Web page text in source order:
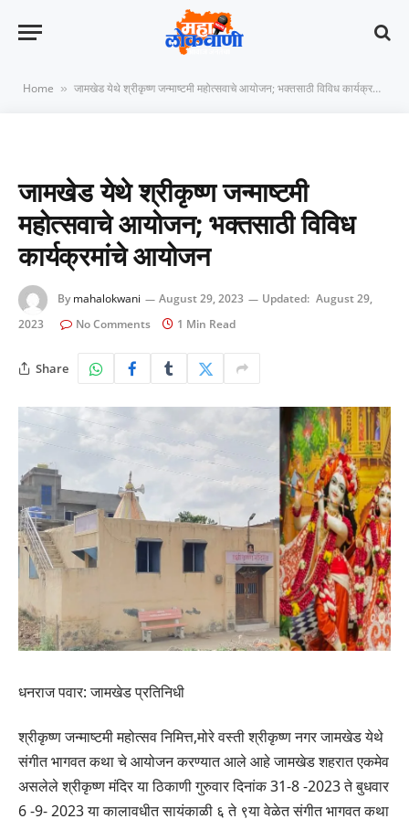
Home » जामखेड येथे श्रीकृष्ण जन्माष्टमी महोत्सवाचे आयोजन; भक्तसाठी विविध कार्यक्रमांचे आयोजन
जामखेड येथे श्रीकृष्ण जन्माष्टमी
महोत्सवाचे आयोजन; भक्तसाठी विविध
कार्यक्रमांचे आयोजन
By mahalokwani August 29, 2023 Updated: August 29,
2023
No Comments 1 Min Read
Share
धनराज पवार: जामखेड प्रतिनिधी
श्रीकृष्ण जन्माष्टमी महोत्सव निमित्त,मोरे वस्ती श्रीकृष्ण नगर जामखेड येथे
संगीत भागवत कथा चे आयोजन करण्यात आले आहे जामखेड शहरात एकमेव
असलेले श्रीकृष्ण मंदिर या ठिकाणी गुरुवार दिनांक 31-8 -2023 ते बुधवार
6 -9- 2023 या कालावधीत सायंकाळी ६ ते ९या वेळेत संगीत भागवत कथा